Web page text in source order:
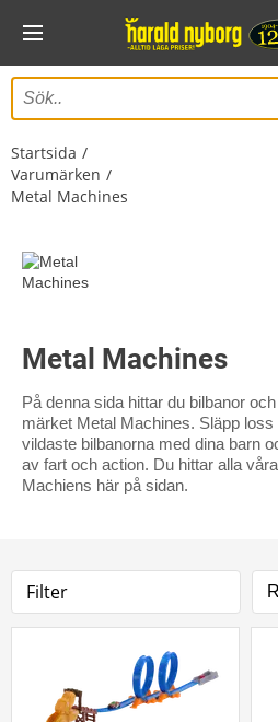
Startsida
Varumärken
Metal Machines
Metal Machines
På denna sida hittar du bilbanor
märket Metal Machines. Släpp
vildaste bilbanorna med dina barn
av fart och action. Du hittar alla
Machiens här på sidan.
Filter